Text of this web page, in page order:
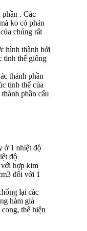
. Các
ko có phản
chúng rất
hình thành bởi
tinh thể giống
thánh phần
tinh thể của
phần cấu
ở 1 nhiệt độ
độ
hợp kim
đối với 1
lại các
hàm giả
thể hiện